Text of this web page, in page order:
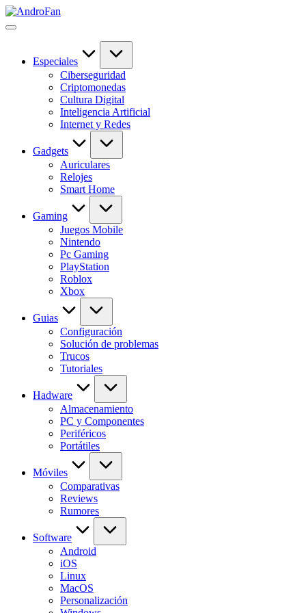
Saltar
al
Descubre
complicaciones
AndroFan:
gadgets
novedades
digital.
Especiales
Ciberseguridad
Criptomonedas
Cultura Digital
Inteligencia Artificial
Internet y Redes
Gadgets
Auriculares
Relojes
Smart Home
Gaming
Juegos Mobile
Nintendo
Pc Gaming
PlayStation
Roblox
Xbox
Guias
Configuración
Solución de problemas
Trucos
Tutoriales
Hadware
Almacenamiento
PC y Componentes
Periféricos
Portátiles
Móviles
Comparativas
Reviews
Rumores
Software
Android
iOS
Linux
MacOS
Personalización